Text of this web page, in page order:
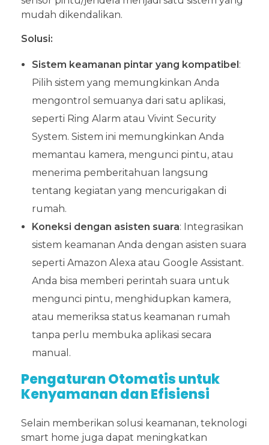
mudah dikendalikan.
Solusi:
Sistem keamanan pintar yang kompatibel:
Pilih sistem yang memungkinkan Anda
mengontrol semuanya dari satu aplikasi,
seperti Ring Alarm atau Vivint Security
System. Sistem ini memungkinkan Anda
memantau kamera, mengunci pintu, atau
menerima pemberitahuan langsung
tentang kegiatan yang mencurigakan di
rumah.
Koneksi dengan asisten suara: Integrasikan
sistem keamanan Anda dengan asisten suara
seperti Amazon Alexa atau Google Assistant.
Anda bisa memberi perintah suara untuk
mengunci pintu, menghidupkan kamera,
atau memeriksa status keamanan rumah
tanpa perlu membuka aplikasi secara
manual.
Pengaturan Otomatis untuk
Kenyamanan dan Efisiensi
Selain memberikan solusi keamanan, teknologi
smart home juga dapat meningkatkan